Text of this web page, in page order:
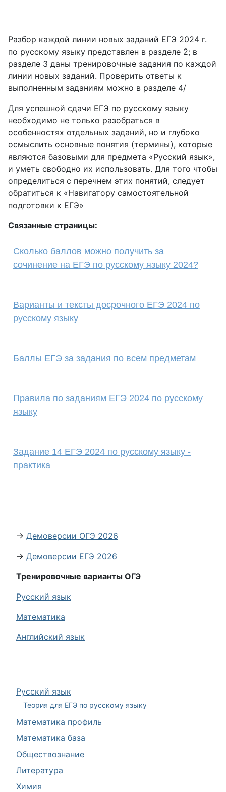
Русский язык
Теория для ЕГЭ по русскому языку
Математика профиль
Математика база
Обществознание
Литература
Химия
Разбор каждой линии новых заданий ЕГЭ 2024 г.
по русскому языку представлен в разделе 2; в
разделе 3 даны тренировочные задания по каждой
линии новых заданий. Проверить ответы к
выполненным заданиям можно в разделе 4/
Для успешной сдачи ЕГЭ по русскому языку
необходимо не только разобраться в
особенностях отдельных заданий, но и глубоко
осмыслить основные понятия (термины), которые
являются базовыми для предмета «Русский язык»,
и уметь свободно их использовать. Для того чтобы
определиться с перечнем этих понятий, следует
обратиться к «Навигатору самостоятельной
подготовки к ЕГЭ»
Связанные страницы:
Сколько баллов можно получить за
сочинение на ЕГЭ по русскому языку 2024?
Варианты и тексты досрочного ЕГЭ 2024 по
русскому языку
Баллы ЕГЭ за задания по всем предметам
Правила по заданиям ЕГЭ 2024 по русскому
языку
Задание 14 ЕГЭ 2024 по русскому языку -
практика
→ Демоверсии ОГЭ 2026
→ Демоверсии ЕГЭ 2026
Тренировочные варианты ОГЭ
Русский язык
Математика
Английский язык